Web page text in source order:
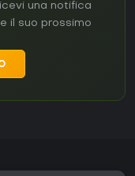
una notifica
il suo prossimo